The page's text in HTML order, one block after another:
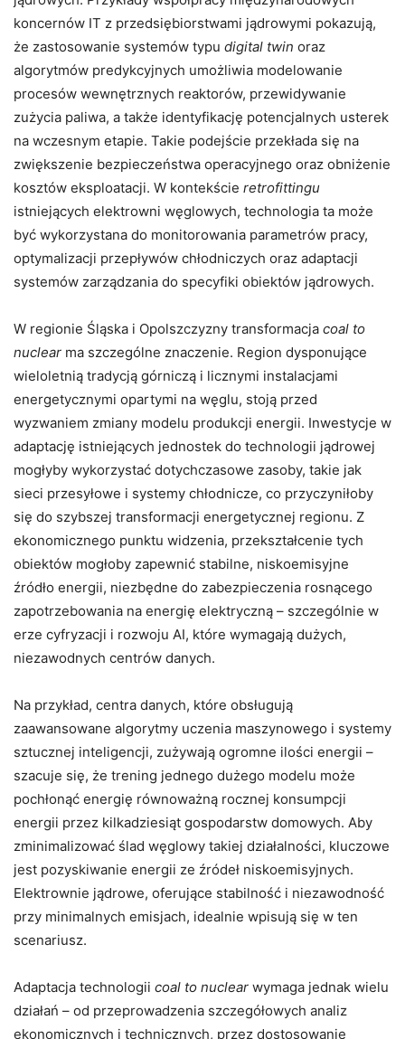
koncernów IT z przedsiębiorstwami jądrowymi pokazują,
że zastosowanie systemów typu digital twin oraz
algorytmów predykcyjnych umożliwia modelowanie
procesów wewnętrznych reaktorów, przewidywanie
zużycia paliwa, a także identyfikację potencjalnych usterek
na wczesnym etapie. Takie podejście przekłada się na
zwiększenie bezpieczeństwa operacyjnego oraz obniżenie
kosztów eksploatacji. W kontekście retrofittingu
istniejących elektrowni węglowych, technologia ta może
być wykorzystana do monitorowania parametrów pracy,
optymalizacji przepływów chłodniczych oraz adaptacji
systemów zarządzania do specyfiki obiektów jądrowych.
W regionie Śląska i Opolszczyzny transformacja coal to
nuclear ma szczególne znaczenie. Region dysponujące
wieloletnią tradycją górniczą i licznymi instalacjami
energetycznymi opartymi na węglu, stoją przed
wyzwaniem zmiany modelu produkcji energii. Inwestycje w
adaptację istniejących jednostek do technologii jądrowej
mogłyby wykorzystać dotychczasowe zasoby, takie jak
sieci przesyłowe i systemy chłodnicze, co przyczyniłoby
się do szybszej transformacji energetycznej regionu. Z
ekonomicznego punktu widzenia, przekształcenie tych
obiektów mogłoby zapewnić stabilne, niskoemisyjne
źródło energii, niezbędne do zabezpieczenia rosnącego
zapotrzebowania na energię elektryczną – szczególnie w
erze cyfryzacji i rozwoju AI, które wymagają dużych,
niezawodnych centrów danych.
Na przykład, centra danych, które obsługują
zaawansowane algorytmy uczenia maszynowego i systemy
sztucznej inteligencji, zużywają ogromne ilości energii –
szacuje się, że trening jednego dużego modelu może
pochłonąć energię równoważną rocznej konsumpcji
energii przez kilkadziesiąt gospodarstw domowych. Aby
zminimalizować ślad węglowy takiej działalności, kluczowe
jest pozyskiwanie energii ze źródeł niskoemisyjnych.
Elektrownie jądrowe, oferujące stabilność i niezawodność
przy minimalnych emisjach, idealnie wpisują się w ten
scenariusz.
Adaptacja technologii coal to nuclear wymaga jednak wielu
działań – od przeprowadzenia szczegółowych analiz
ekonomicznych i technicznych, przez dostosowanie